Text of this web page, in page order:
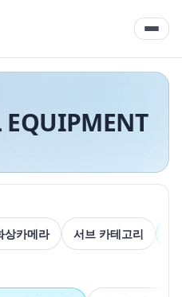
상카메라 서브 카테고리